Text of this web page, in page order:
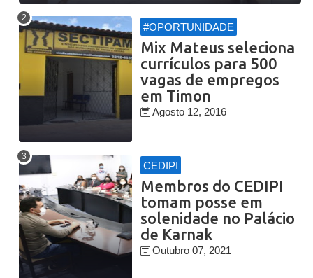
#OPORTUNIDADE
Mix Mateus seleciona
currículos para 500
vagas de empregos
em Timon
Agosto 12, 2016
CEDIPI
Membros do CEDIPI
tomam posse em
solenidade no Palácio
de Karnak
Outubro 07, 2021